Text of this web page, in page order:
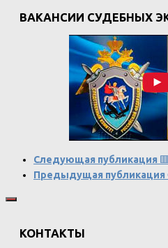
ВАКАНСИИ СУДЕБНЫХ
Следующая публикация
Предыдущая публикация
КОНТАКТЫ